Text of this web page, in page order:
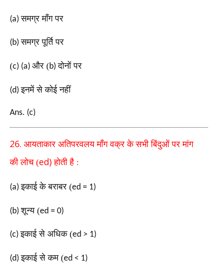
(a)समग्र माँग पर
(b)समग्र पूर्ति पर
(c) (a) और (b)दोनों पर
(d)इनमें से कोई नहीं
Ans. (c)
26. आयताकार अतिपरवलय माँग वक्र के सभी बिंदुओं पर मांग
की लोच (ed)होती है :
(a)इकाई के बराबर (ed = 1)
(b)शून्य (ed = 0)
(c)इकाई से अधिक (ed > 1)
(d)इकाई से कम (ed < 1)